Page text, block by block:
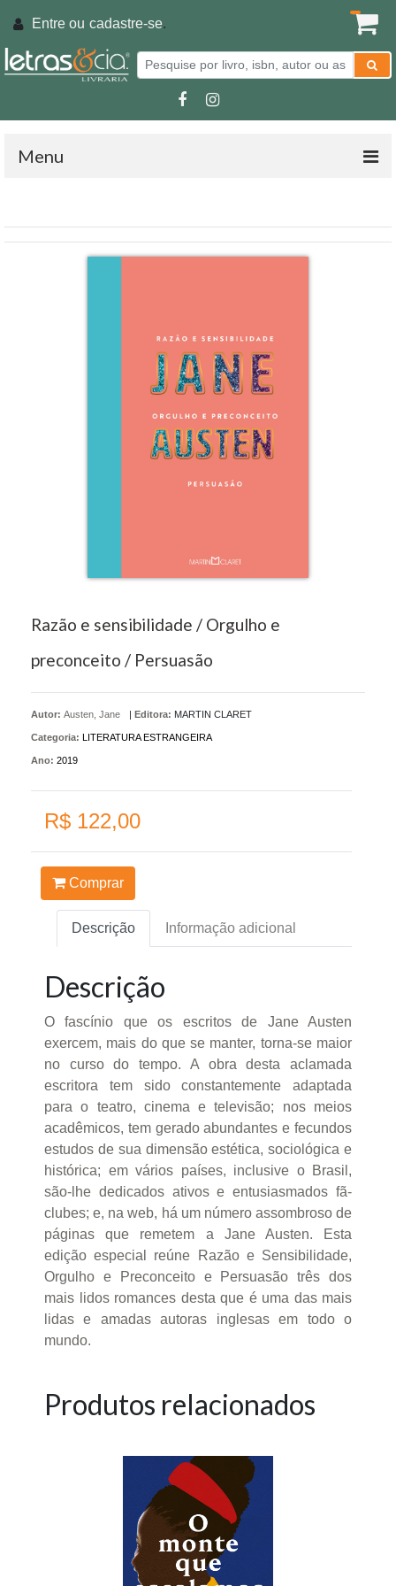
Entre ou cadastre-se.
Menu
Razão e sensibilidade / Orgulho e
preconceito / Persuasão
Autor: Austen, Jane | Editora: MARTIN CLARET
Categoria: LITERATURA ESTRANGEIRA
Ano: 2019
R$ 122,00
Comprar
Descrição Informação adicional
Descrição
O fascínio que os escritos de Jane Austen
exercem, mais do que se manter, torna-se maior
no curso do tempo. A obra desta aclamada
escritora tem sido constantemente adaptada
para o teatro, cinema e televisão; nos meios
acadêmicos, tem gerado abundantes e fecundos
estudos de sua dimensão estética, sociológica e
histórica; em vários países, inclusive o Brasil,
são-lhe dedicados ativos e entusiasmados fã-
clubes; e, na web, há um número assombroso de
páginas que remetem a Jane Austen. Esta
edição especial reúne Razão e Sensibilidade,
Orgulho e Preconceito e Persuasão três dos
mais lidos romances desta que é uma das mais
lidas e amadas autoras inglesas em todo o
mundo.
Produtos relacionados